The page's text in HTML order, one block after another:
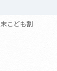
こども割